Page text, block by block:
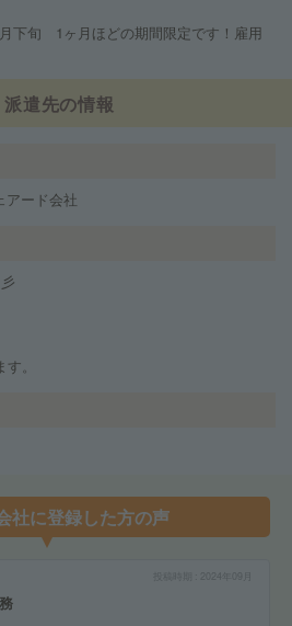
下旬 1ヶ月ほどの期間限定です！雇用
派遣先の情報
アード会社
。
社に登録した方の声
2024年09月